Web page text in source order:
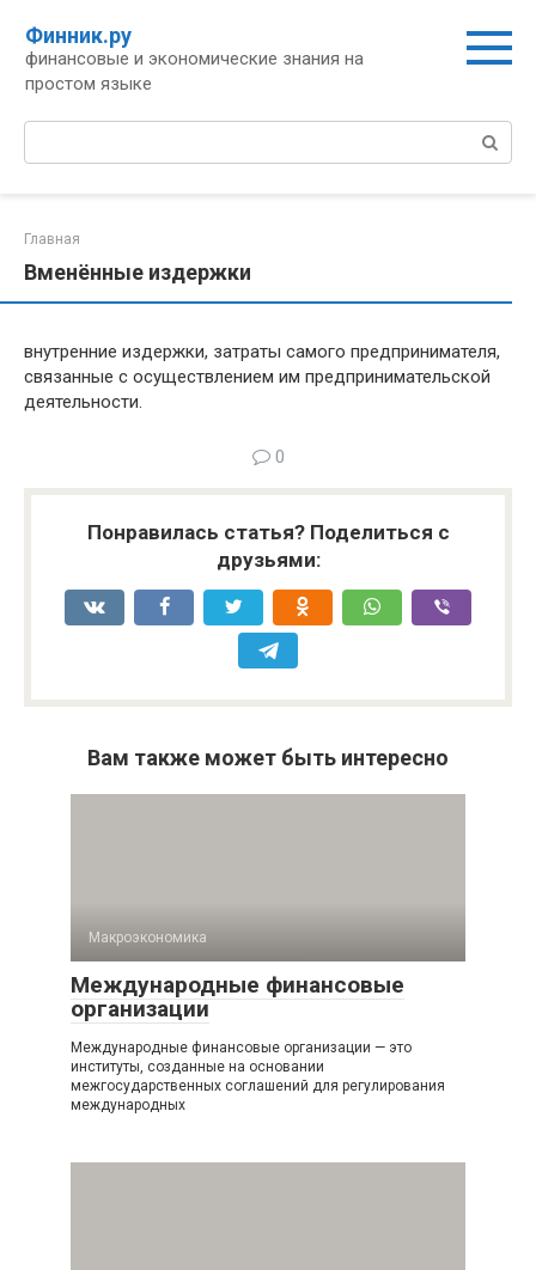
контенту
Финник.ру
финансовые и экономические знания на
простом языке
Поиск:
Главная
Вменённые издержки
внутренние издержки, затраты самого предпринимателя,
связанные с осуществлением им предпринимательской
деятельности.
0
Понравилась статья? Поделиться с
друзьями:
Вам также может быть интересно
Макроэкономика
Международные финансовые
организации
Международные финансовые организации — это
институты, созданные на основании
межгосударственных соглашений для регулирования
международных